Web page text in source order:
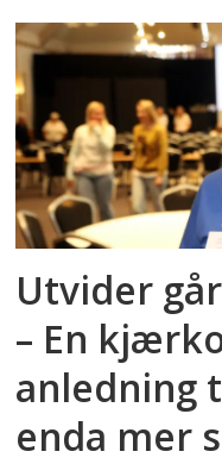
Utvider
– En
anledning
enda mer